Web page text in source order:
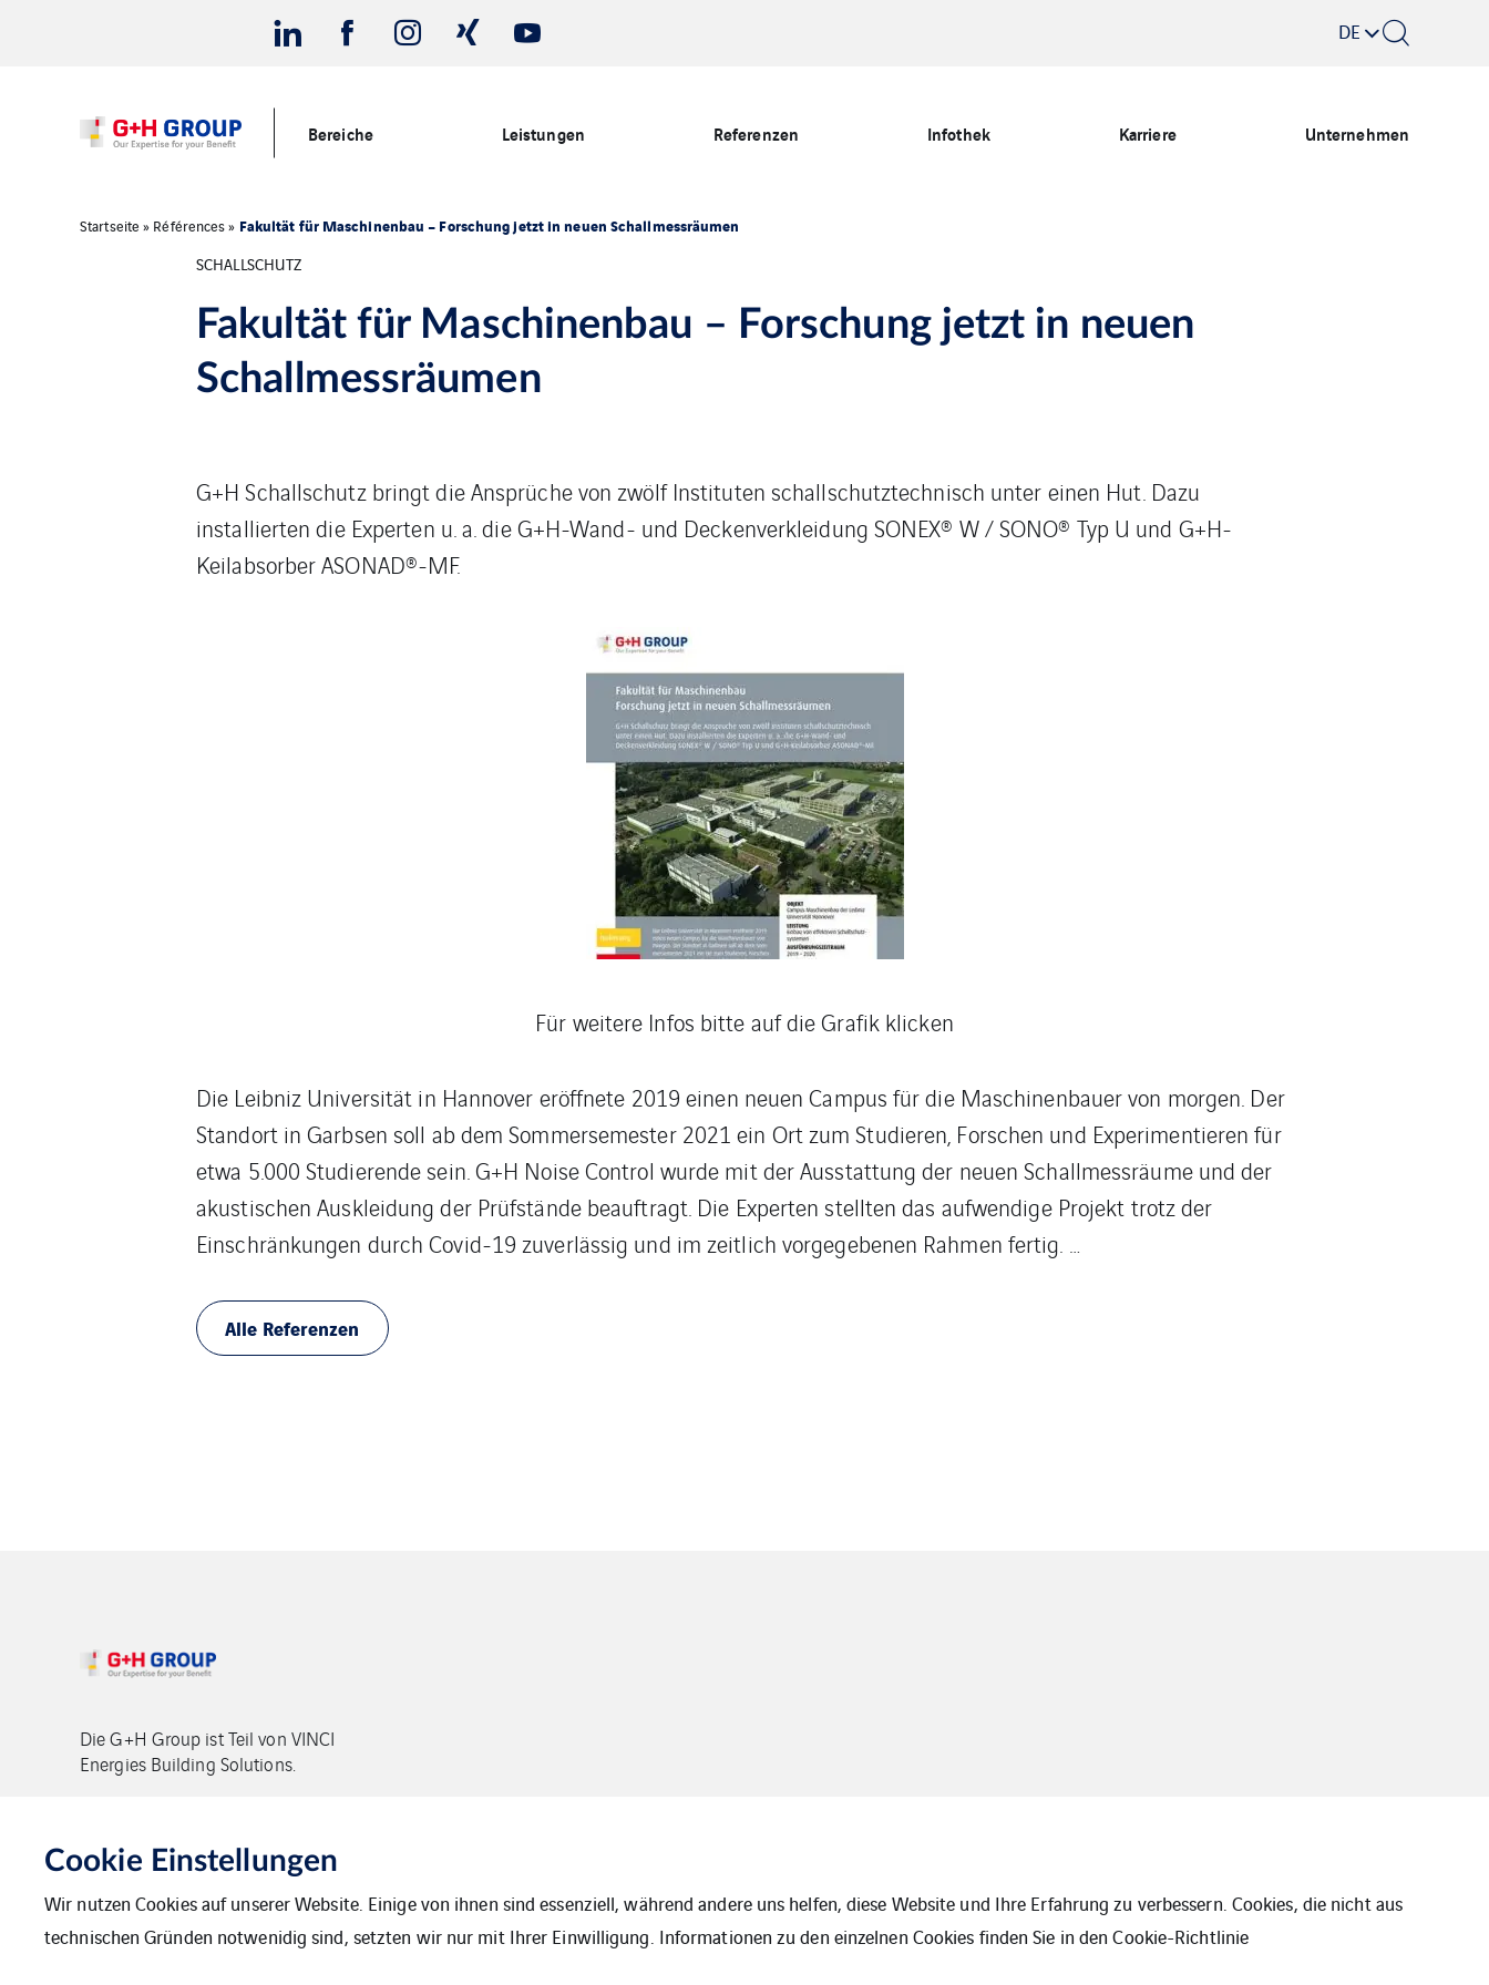
DE
Bereiche Leistungen Referenzen Infothek Karriere Unternehmen
Startseite » Références» Fakultät für Maschinenbau – Forschung jetzt in neuen Schallmessräumen
SCHALLSCHUTZ
Fakultät für Maschinenbau – Forschung jetzt in neuen
Schallmessräumen
G+H Schallschutz bringt die Ansprüche von zwölf Instituten schallschutztechnisch unter einen Hut. Dazu
installierten die Experten u. a. die G+H-Wand- und Deckenverkleidung SONEX® W / SONO® Typ U und G+H-
Keilabsorber ASONAD®-MF.
Für weitere Infos bitte auf die Grafik klicken
Die Leibniz Universität in Hannover eröffnete 2019 einen neuen Campus für die Maschinenbauer von morgen. Der
Standort in Garbsen soll ab dem Sommersemester 2021 ein Ort zum Studieren, Forschen und Experimentieren für
etwa 5.000 Studierende sein. G+H Noise Control wurde mit der Ausstattung der neuen Schallmessräume und der
akustischen Auskleidung der Prüfstände beauftragt. Die Experten stellten das aufwendige Projekt trotz der
Einschränkungen durch Covid-19 zuverlässig und im zeitlich vorgegebenen Rahmen fertig. …
Alle Referenzen
Die G+H Group ist Teil von VINCI
Energies Building Solutions.
Cookie Einstellungen
Wir nutzen Cookies auf unserer Website. Einige von ihnen sind essenziell, während andere uns helfen, diese Website und Ihre Erfahrung zu verbessern. Cookies, die nicht aus
technischen Gründen notwenidig sind, setzten wir nur mit Ihrer Einwilligung. Informationen zu den einzelnen Cookies finden Sie in denCookie-Richtlinie